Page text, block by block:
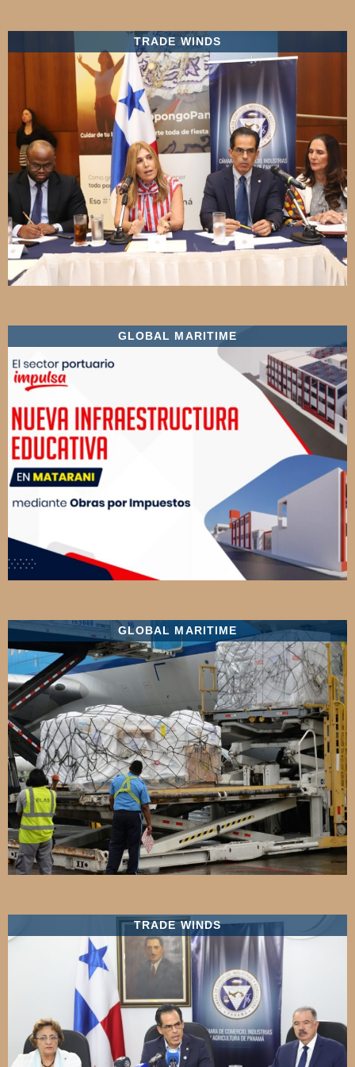
TRADE WINDS
GLOBAL MARITIME
GLOBAL MARITIME
TRADE WINDS